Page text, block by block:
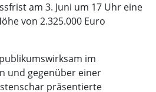
am 3. Juni um 17 Uhr eine
von 2.325.000 Euro
im
und gegenüber einer
präsentierte